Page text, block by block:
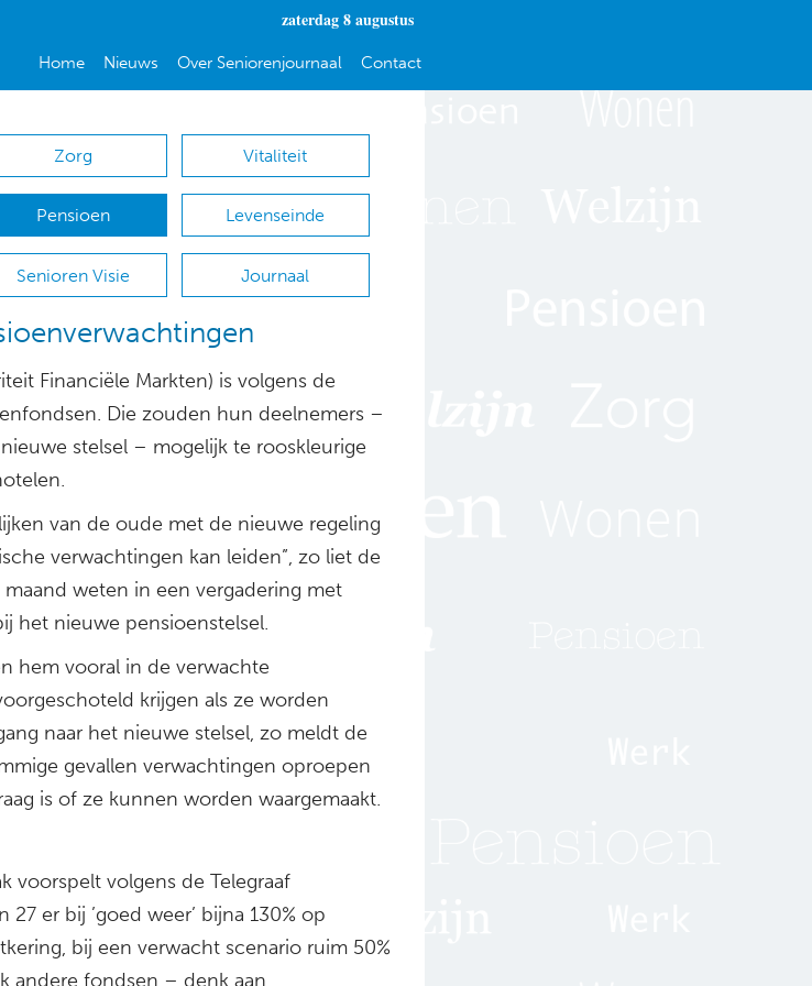
zaterdag 8 augustus
Home Nieuws Over Seniorenjournaal Contact
Zorg Vitaliteit
Pensioen Levenseinde
Senioren Visie Journaal
Financiële Markten) is volgens de
Die zouden hun deelnemers –
stelsel – mogelijk te rooskleurige
van de oude met de nieuwe regeling
verwachtingen kan leiden”, zo liet de
weten in een vergadering met
het nieuwe pensioenstelsel.
hem vooral in de verwachte
krijgen als ze worden
naar het nieuwe stelsel, zo meldt de
gevallen verwachtingen oproepen
is of ze kunnen worden waargemaakt.
voorspelt volgens de Telegraaf
er bij ’goed weer’ bijna 130% op
bij een verwacht scenario ruim 50%
andere fondsen – denk aan